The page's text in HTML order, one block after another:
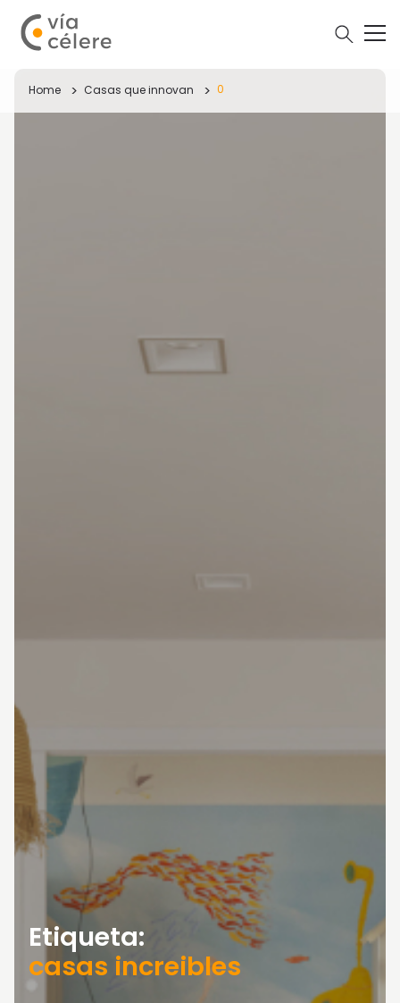
Home Casas que innovan 0
Etiqueta:
casas increibles